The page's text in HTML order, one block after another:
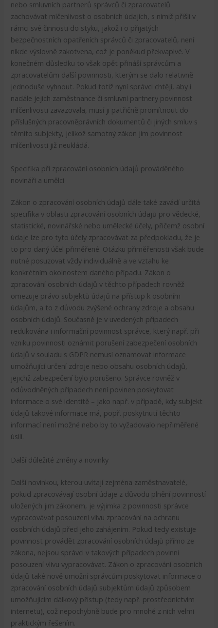
nebo smluvních partnerů správců či zpracovatelů
zachovávat mlčenlivost o osobních údajích, s nimiž přišli v
rámci své činnosti do styku, jakož i o přijatých
bezpečnostních opatřeních správců či zpracovatelů, není
nikde výslovně zakotvena, což je poněkud překvapivé. V
konečném důsledku to však opět přináší správcům a
zpracovatelům další povinnosti, kterým se dalo relativně
jednoduše vyhnout. Pokud totiž nyní správci chtějí, aby i
nadále jejich zaměstnance či smluvní partnery povinnost
mlčenlivosti zavazovala, musí ji patřičně promítnout do
příslušných pracovněprávních dokumentů či jiných smluv s
těmito subjekty, jelikož samotný zákon jim povinnost
mlčenlivosti již neukládá.
Specifika při zpracování osobních údajů prováděného
novináři a umělci
Zákon o zpracování osobních údajů dále také zavádí určitá
specifika v oblasti zpracování osobních údajů pro vědecké,
statistické, novinářské nebo umělecké účely, přičemž osobní
údaje lze pro tyto účely zpracovávat za předpokladu, že je
to pro daný účel přiměřené. Otázku přiměřenosti však bude
nutné posuzovat vždy individuálně a ve vztahu ke
konkrétním okolnostem daného případu. Zákon o
zpracování osobních údajů v těchto případech rovněž
omezuje právo subjektů údajů na přístup k osobním
údajům, a to z důvodu zvýšené ochrany zdroje a obsahu
osobních údajů. Současně je v uvedených případech
redukována i informační povinnost správce, který např. při
vzniku povinnosti oznámit porušení zabezpečení osobních
údajů v souladu s GDPR nemusí oznamovat informace
umožňující určení zdroje nebo obsahu osobních údajů,
jejichž zabezpečení bylo porušeno. Správce rovněž v
odůvodněných případech není povinen poskytovat
informace o své identitě – jako např. v případě, kdy subjekt
údajů takové informace má, popř. poskytnutí těchto
informací není možné nebo by to vyžadovalo nepřiměřené
úsilí.
Další důležité změny a novinky
Další novinkou, kterou uvítají zejména zaměstnavatelé,
pokud zpracovávají osobní údaje z důvodu plnění povinností
uložených jim zákonem, je výjimka z povinnosti správce
vypracovávat posouzení vlivu zpracování na ochranu
osobních údajů před jeho zahájením. Pokud tedy existuje
povinnost provádět zpracování osobních údajů přímo ze
zákona, nejsou správci v takových případech povinni
posouzení vlivu vypracovávat. Zákon o zpracování osobních
údajů také nově umožní správcům poskytovat informace o
zpracování osobních údajů subjektům údajů způsobem
umožňujícím dálkový přístup (tedy např. prostřednictvím
internetu), což nepochybně bude pro mnohé z nich velmi
praktickým řešením.